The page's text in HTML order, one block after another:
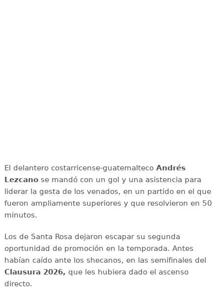
El delantero costarricense-guatemalteco Andrés
Lezcanose mandó con un gol y una asistencia para
liderar la gesta de los venados, en un partido en el que
fueron ampliamente superiores y que resolvieron en 50
minutos.
Los de Santa Rosa dejaron escapar su segunda
oportunidad de promoción en la temporada. Antes
habían caído ante los shecanos, en las semifinales del
Clausura 2026, que les hubiera dado el ascenso
directo.